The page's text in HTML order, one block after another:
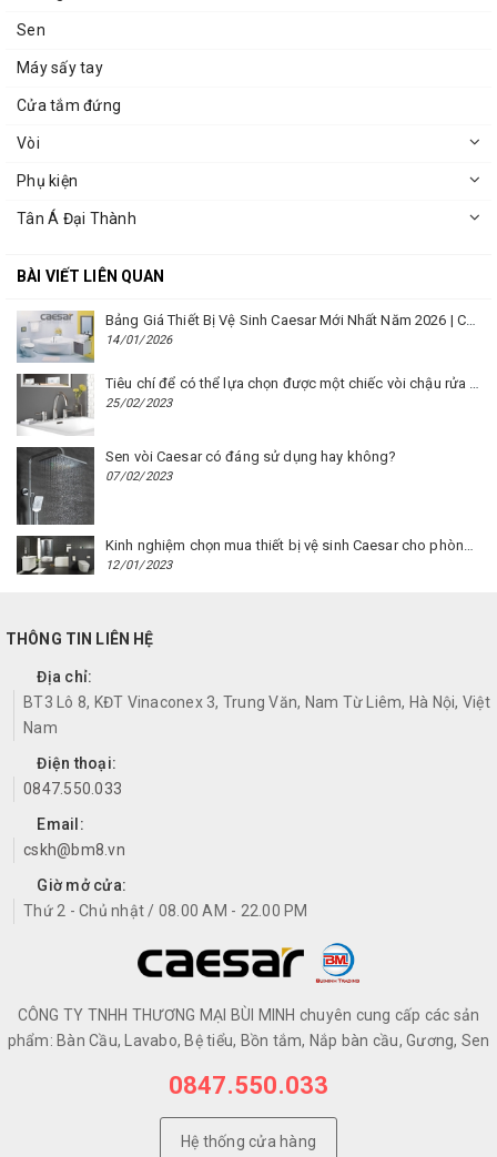
Sen
Máy sấy tay
Cửa tắm đứng
Vòi
Phụ kiện
Tân Á Đại Thành
BÀI VIẾT LIÊN QUAN
14/01/2026
25/02/2023
Sen vòi Caesar có đáng sử dụng hay không?
07/02/2023
12/01/2023
THÔNG TIN LIÊN HỆ
Địa chỉ:
BT3 Lô 8, KĐT Vinaconex 3, Trung Văn, Nam Từ Liêm, Hà Nội, Việt
Nam
Điện thoại:
0847.550.033
Email:
cskh@bm8.vn
Giờ mở cửa:
Thứ 2 - Chủ nhật / 08.00 AM - 22.00 PM
CÔNG TY TNHH THƯƠNG MẠI BÙI MINH chuyên cung cấp các sản
phẩm: Bàn Cầu, Lavabo, Bệ tiểu, Bồn tắm, Nắp bàn cầu, Gương, Sen
0847.550.033
Hệ thống cửa hàng